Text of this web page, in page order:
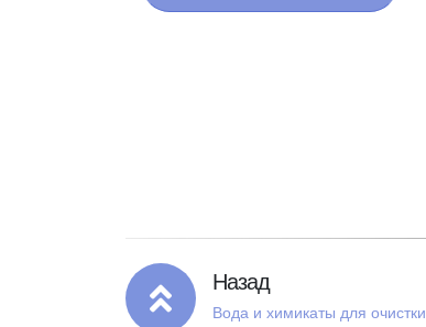
Назад
Вода и химикаты для очистки